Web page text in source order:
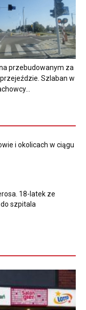
przebudowanym za
Szlaban w
i okolicach w ciągu
18-latek ze
szpitala